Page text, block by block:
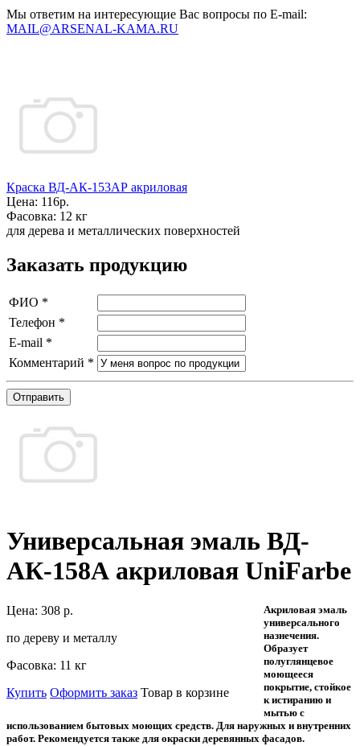
Мы ответим на интересующие Вас вопросы по E-mail:
MAIL@ARSENAL-KAMA.RU
Краска ВД-АК-153АР акриловая
Цена: 116р.
Фасовка: 12 кг
для дерева и металлических поверхностей
Заказать продукцию
ФИО *
Телефон *
E-mail *
Комментарий *
Отправить
Универсальная эмаль ВД-
АК-158А акриловая UniFarbe
Цена: 308 р.
по дереву и металлу
Фасовка: 11 кг
Купить Оформить заказ Товар в корзине
Акриловая эмаль
универсального
назнечения.
Образует
полуглянцевое
моющееся
покрытие, стойкое
к истиранию и
мытью с
использованием бытовых моющих средств. Для наружных и внутренних
работ. Рекомендуется также для окраски деревянных фасадов.